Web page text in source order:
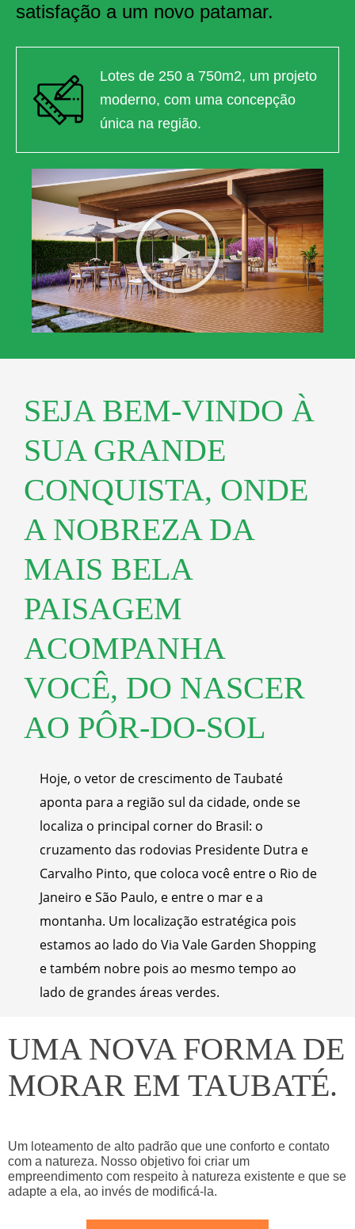
satisfação a um novo patamar.
Lotes de 250 a 750m2, um projeto
moderno, com uma concepção
única na região.
SEJA BEM-VINDO À
SUA GRANDE
CONQUISTA, ONDE
A NOBREZA DA
MAIS BELA
PAISAGEM
ACOMPANHA
VOCÊ, DO NASCER
AO PÔR-DO-SOL
Hoje, o vetor de crescimento de Taubaté
aponta para a região sul da cidade, onde se
localiza o principal corner do Brasil: o
cruzamento das rodovias Presidente Dutra e
Carvalho Pinto, que coloca você entre o Rio de
Janeiro e São Paulo, e entre o mar e a
montanha. Um localização estratégica pois
estamos ao lado do Via Vale Garden Shopping
e também nobre pois ao mesmo tempo ao
lado de grandes áreas verdes.
UMA NOVA FORMA DE
MORAR EM TAUBATÉ.
Um loteamento de alto padrão que une conforto e contato
com a natureza. Nosso objetivo foi criar um
empreendimento com respeito à natureza existente e que se
adapte a ela, ao invés de modificá-la.